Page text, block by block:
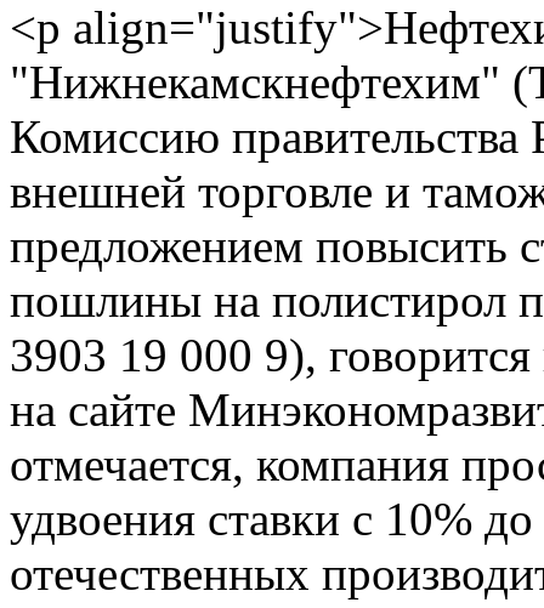
<p
"Нижнекамскнефтехим"
Комиссию
внешней торговле и
предложением повысить
пошлины на полистирол
3903 19 000 9),
на сайте
отмечается, компания
удвоения ставки с 10%
отечественных